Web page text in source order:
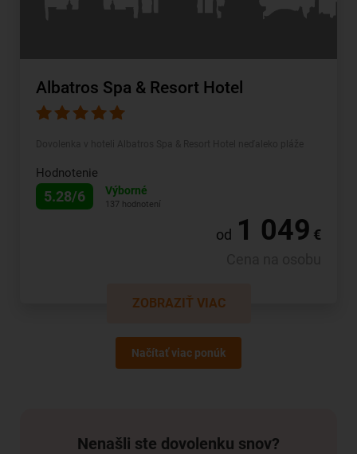
Albatros Spa & Resort Hotel
Hodnotenie
5.28/6 Výborné
137 hodnotení
od 1 049 €
ZOBRAZIŤ VIAC
Načítať viac ponúk
Nenašli ste dovolenku snov?